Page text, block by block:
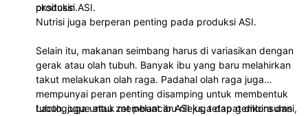
produksi ASI.
oksitosin.
Nutrisi juga berperan penting pada produksi ASI.
Selain itu, makanan seimbang harus di variasikan dengan
gerak atau olah tubuh. Banyak ibu yang baru melahirkan
takut melakukan olah raga. Padahal olah raga juga
mempunyai peran penting disamping untuk membentuk
tubuh, juga untuk membuat ibu rileks, tetap gembira dan
Lactogogue atau zat pelancar ASI juga dapat dikonsumsi,